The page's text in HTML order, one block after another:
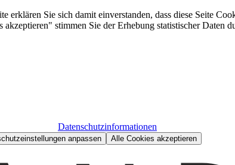
erklären Sie sich damit einverstanden, dass diese Seite
stimmen Sie der Erhebung statistischer Daten
Datenschutzinformationen
anpassen Alle Cookies akzeptieren